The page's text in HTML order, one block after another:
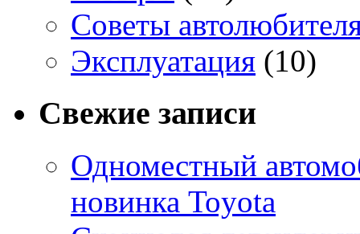
Советы
Эксплуатация (10)
Свежие записи
Одноместный
новинка Toyota